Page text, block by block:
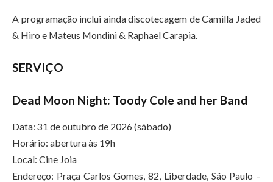
A programação inclui ainda discotecagem de Camilla Jaded
& Hiro e Mateus Mondini & Raphael Carapia.
SERVIÇO
Dead Moon Night: Toody Cole and her Band
Data: 31 de outubro de 2026 (sábado)
Horário: abertura às 19h
Local: Cine Joia
Endereço: Praça Carlos Gomes, 82, Liberdade, São Paulo –